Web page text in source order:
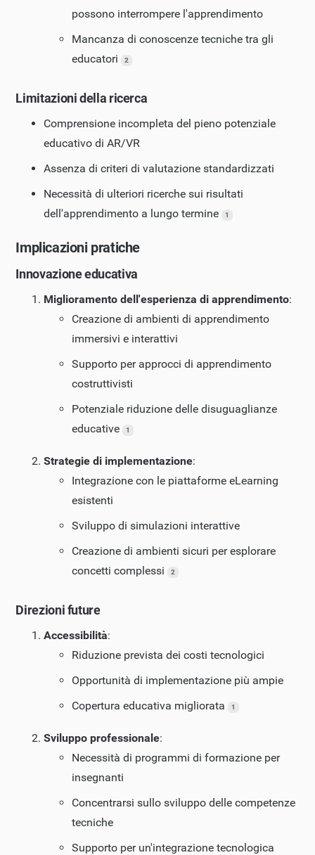
possono interrompere l'apprendimento
Mancanza di conoscenze tecniche tra gli
educatori
2
Limitazioni della ricerca
Comprensione incompleta del pieno potenziale
educativo di AR/VR
Assenza di criteri di valutazione standardizzati
Necessità di ulteriori ricerche sui risultati
dell'apprendimento a lungo termine
1
Implicazioni pratiche
Innovazione educativa
Miglioramento dell'esperienza di apprendimento:
Creazione di ambienti di apprendimento
immersivi e interattivi
Supporto per approcci di apprendimento
costruttivisti
Potenziale riduzione delle disuguaglianze
educative
1
Strategie di implementazione:
Integrazione con le piattaforme eLearning
esistenti
Sviluppo di simulazioni interattive
Creazione di ambienti sicuri per esplorare
concetti complessi
2
Direzioni future
Accessibilità:
Riduzione prevista dei costi tecnologici
Opportunità di implementazione più ampie
Copertura educativa migliorata
1
Sviluppo professionale:
Necessità di programmi di formazione per
insegnanti
Concentrarsi sullo sviluppo delle competenze
tecniche
Supporto per un'integrazione tecnologica